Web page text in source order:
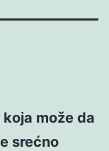
može da
srećno